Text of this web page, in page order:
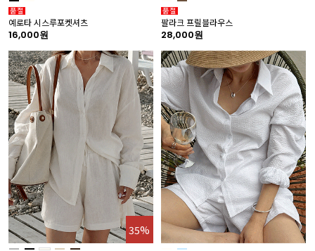
예로타 시스루포켓셔츠
16,000원
팔라크 프릴블라우스
28,000원
35%